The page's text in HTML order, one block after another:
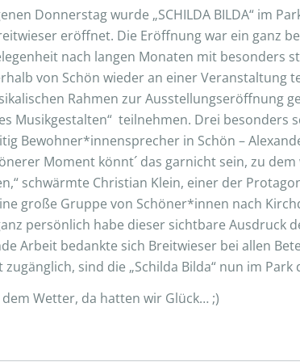
Donnerstag wurde „SCHILDA BILDA“ im
eröffnet. Die Eröffnung war ein ganz
nach langen Monaten mit besonders
von Schön wieder an einer Veranstaltung
Rahmen zur Ausstellungseröffnung
Musikgestalten“ teilnehmen. Drei
Bewohner*innensprecher in Schön –
Moment könnt´ das garnicht sein, zu
schwärmte Christian Klein, einer der
große Gruppe von Schöner*innen nach
persönlich habe dieser sichtbare Ausdruck
Arbeit bedankte sich Breitwieser bei allen
zugänglich, sind die „Schilda Bilda“ nun im
Wetter, da hatten wir Glück… ;)